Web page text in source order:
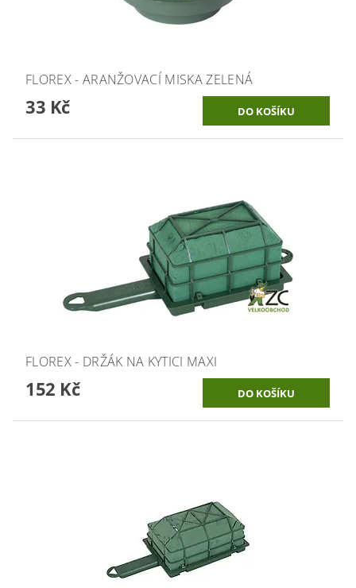
FLOREX - ARANŽOVACÍ MISKA ZELENÁ
33 Kč
FLOREX - DRŽÁK NA KYTICI MAXI
152 Kč